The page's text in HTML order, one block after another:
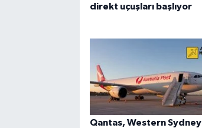
direkt uçuşları başlıyor
Qantas, Western Sydney